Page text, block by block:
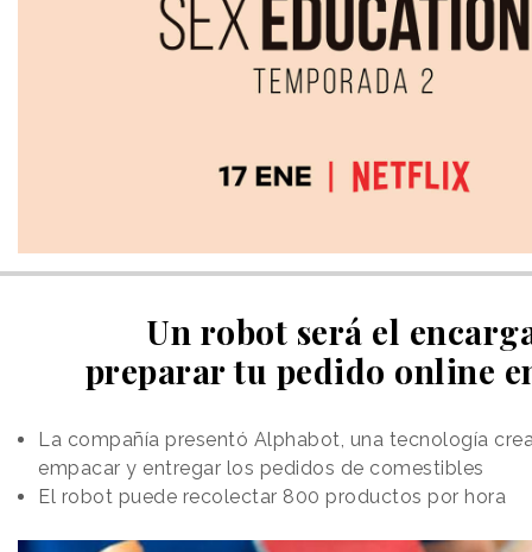
Un robot será el
preparar tu pedido online
La compañía presentó Alphabot, una tecnología
empacar y entregar los pedidos de comestibles
El robot puede recolectar 800 productos por hora